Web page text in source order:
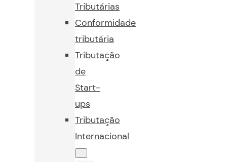
Tributárias
Conformidade
tributária
Tributação
de
Start-
ups
Tributação
Internacional